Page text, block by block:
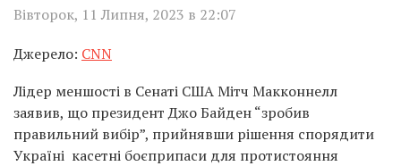
Вівторок, 11 Липня, 2023 в 22:07
Джерело: CNN
Лідер меншості в Сенаті США Мітч Макконнелл
заявив, що президент Джо Байден “зробив
правильний вибір”, прийнявши рішення спорядити
Україні касетні боєприпаси для протистояння